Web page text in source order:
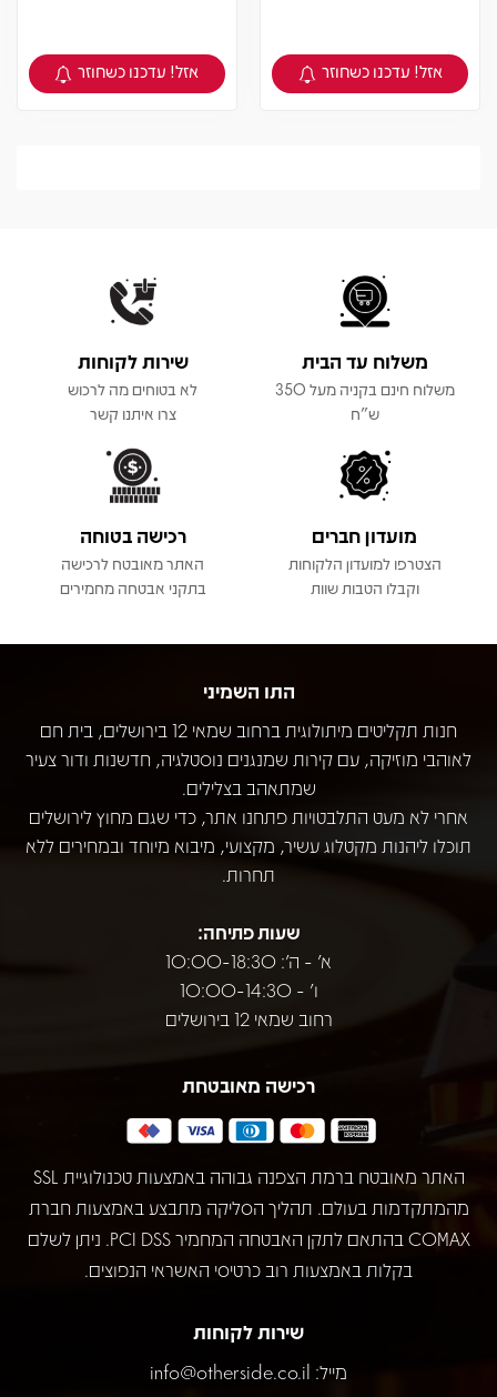
צפיה במוצר
אזל! עדכנו כשחוזר צפיה במוצר
אזל! עדכנו כשחוזר
משלוח עד הבית
משלוח חינם בקניה מעל 350
ש"ח
שירות לקוחות
לא בטוחים מה לרכוש
צרו איתנו קשר
מועדון חברים
הצטרפו למועדון הלקוחות
וקבלו הטבות שוות
רכישה בטוחה
האתר מאובטח לרכישה
בתקני אבטחה מחמירים
התו השמיני
חנות תקליטים מיתולוגית ברחוב שמאי 12 בירושלים, בית חם
לאוהבי מוזיקה, עם קירות שמנגנים נוסטלגיה, חדשנות ודור צעיר
שמתאהב בצלילים.
אחרי לא מעט התלבטויות פתחנו אתר, כדי שגם מחוץ לירושלים
תוכלו ליהנות מקטלוג עשיר, מקצועי, מיבוא מיוחד ובמחירים ללא
תחרות.
שעות פתיחה:
א' - ה': 10:00-18:30
ו' - 10:00-14:30
רחוב שמאי 12 בירושלים
רכישה מאובטחת
האתר מאובטח ברמת הצפנה גבוהה באמצעות טכנולוגיית SSL
מהמתקדמות בעולם. תהליך הסליקה מתבצע באמצעות חברת
COMAX בהתאם לתקן האבטחה המחמיר PCI DSS. ניתן לשלם
בקלות באמצעות רוב כרטיסי האשראי הנפוצים.
שירות לקוחות
מייל: info@otherside.co.il